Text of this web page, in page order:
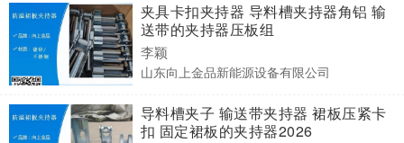
夹具卡扣夹持器 导料槽夹持器角铝 输
送带的夹持器压板组
李颖
山东向上金品新能源设备有限公司
导料槽夹子 输送带夹持器 裙板压紧卡
扣 固定裙板的夹持器2026